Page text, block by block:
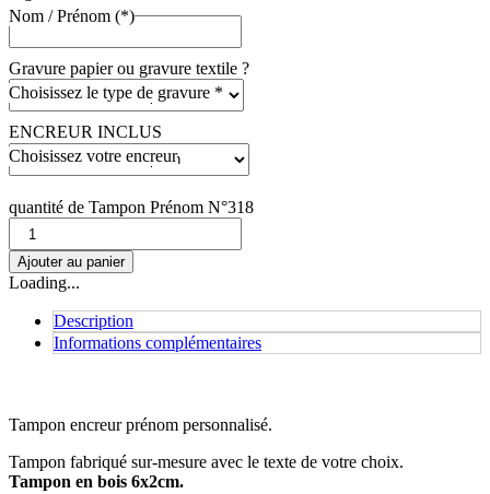
Nom / Prénom (*)
Gravure papier ou gravure textile ?
Choisissez le type de gravure *
ENCREUR INCLUS
Choisissez votre encreur
quantité de Tampon Prénom N°318
Ajouter au panier
Loading...
Description
Informations complémentaires
Tampon encreur prénom personnalisé.
Tampon fabriqué sur-mesure avec le texte de votre choix.
Tampon en bois 6x2cm.